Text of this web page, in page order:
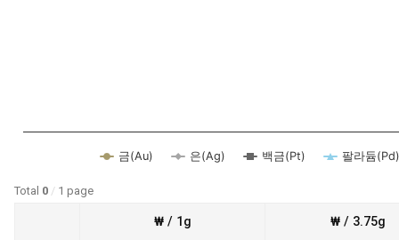
금(Au) 은(Ag) 백금(Pt) 팔라듐(Pd)
Total 0 / 1 page
₩ / 1g ₩ / 3.75g